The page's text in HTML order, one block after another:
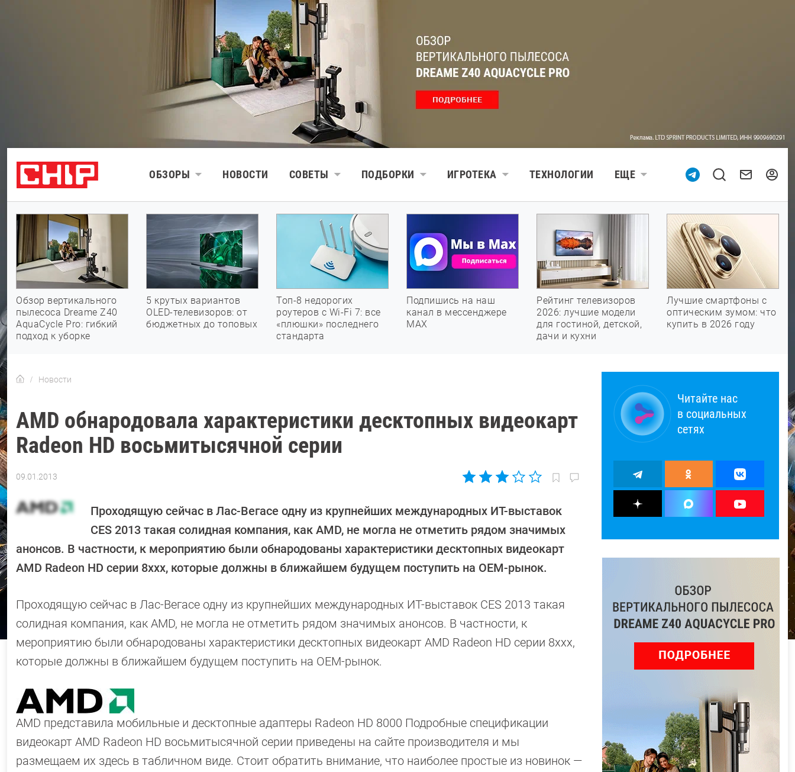
ОБЗОРЫ НОВОСТИ СОВЕТЫ ПОДБОРКИ ИГРОТЕКА ТЕХНОЛОГИИ ЕЩЕ
Обзор вертикального
пылесоса Dreame Z40
AquaCycle Pro: гибкий
подход к уборке
5 крутых вариантов
OLED-телевизоров: от
бюджетных до топовых
Топ-8 недорогих
роутеров с Wi-Fi 7: все
«плюшки» последнего
стандарта
Подпишись на наш
канал в мессенджере
МАХ
Рейтинг телевизоров
2026: лучшие модели
для гостиной, детской,
дачи и кухни
Лучшие смартфоны с
оптическим зумом: что
купить в 2026 году
Новости
AMD обнародовала характеристики десктопных видеокарт
Radeon HD восьмитысячной серии
09.01.2013
Проходящую сейчас в Лас-Вегасе одну из крупнейших международных ИТ-выставок
CES 2013 такая солидная компания, как AMD, не могла не отметить рядом значимых
анонсов. В частности, к мероприятию были обнародованы характеристики десктопных видеокарт
AMD Radeon HD серии 8xxx, которые должны в ближайшем будущем поступить на OEM-рынок.
Проходящую сейчас в Лас-Вегасе одну из крупнейших международных ИТ-выставок CES 2013 такая
солидная компания, как AMD, не могла не отметить рядом значимых анонсов. В частности, к
мероприятию были обнародованы характеристики десктопных видеокарт AMD Radeon HD серии 8xxx,
которые должны в ближайшем будущем поступить на OEM-рынок.
AMD представила мобильные и десктопные адаптеры Radeon HD 8000 Подробные спецификации
видеокарт AMD Radeon HD восьмитысячной серии приведены на сайте производителя и мы
размещаем их здесь в табличном виде. Стоит обратить внимание, что наиболее простые из новинок —
Читайте нас
в социальных
сетях